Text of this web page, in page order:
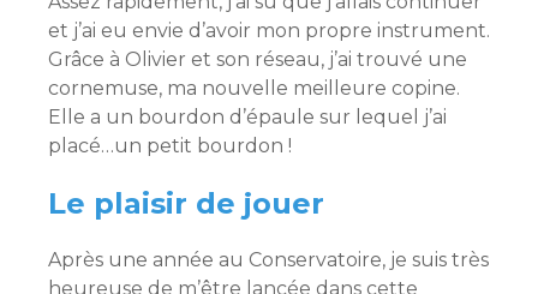
et j’ai eu envie d’avoir mon propre instrument.
Grâce à Olivier et son réseau, j’ai trouvé une
cornemuse, ma nouvelle meilleure copine.
Elle a un bourdon d’épaule sur lequel j’ai
placé…un petit bourdon !
Le plaisir de jouer
Après une année au Conservatoire, je suis très
heureuse de m’être lancée dans cette